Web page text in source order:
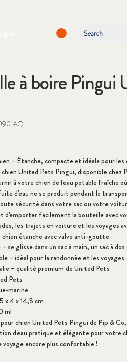
à boire
– Étanche, compacte et idéale pour les
United Pets Pingui, disponible chez
à votre chien de l'eau potable fraîche
d'eau ne se produit pendant le
sécurité dans votre sac ou votre
d'emporter facilement la bouteille avec
les trajets en voiture et les voyages
étanche avec valve anti-goutte
se glisse dans un sac à main, un sac à
– idéal pour la randonnée et les voyages
– qualité premium de United Pets
Pets
marine
x 4 x 14,5 cm
ml
chien United Pets Pingui de Pip &
d'eau pratique et élégante pour votre
voyage encore plus confortable !